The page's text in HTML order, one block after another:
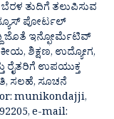
ತುದಿಗೆ ತಲುಪಿಸುವ
ನ್ಯೂಸ್ ಪೋರ್ಟಲ್
ಜೊತೆ ಇನ್ಫೋರ್ಮೆಟಿವ್
ಶಿಕ್ಷಣ, ಉದ್ಯೋಗ,
ರೈತರಿಗೆ ಉಪಯುಕ್ತ
ಸಲಹೆ, ಸೂಚನೆ
munikondajji,
e-mail: